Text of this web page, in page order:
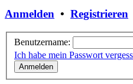
Anmelden • Registrieren
Benutzername:
Ich habe mein Passwort